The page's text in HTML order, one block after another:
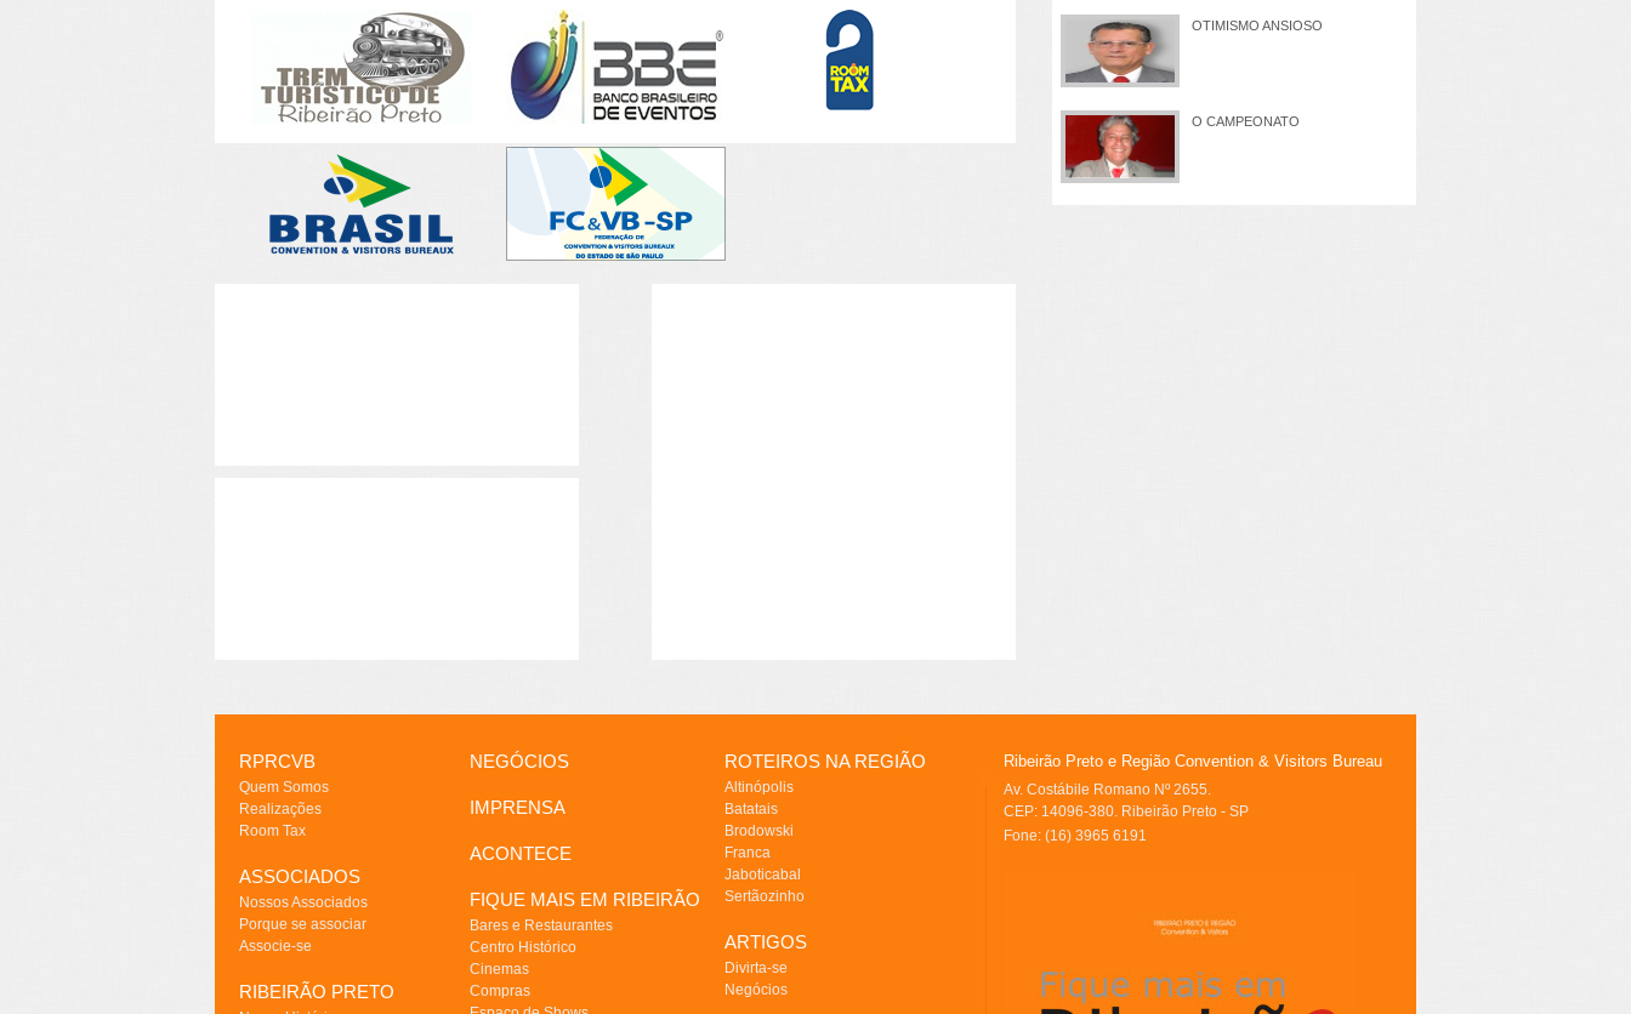
OTIMISMO ANSIOSO
O CAMPEONATO
RPRCVB
Quem Somos
Realizações
Room Tax
ASSOCIADOS
Nossos Associados
Porque se associar
Associe-se
RIBEIRÃO PRETO
NEGÓCIOS
IMPRENSA
ACONTECE
FIQUE MAIS EM RIBEIRÃO
Bares e Restaurantes
Centro Histórico
Cinemas
Compras
ROTEIROS NA REGIÃO
Altinópolis
Batatais
Brodowski
Franca
Jaboticabal
Sertãozinho
ARTIGOS
Divirta-se
Negócios
Ribeirão Preto e Região Convention & Visitors Bureau
Av. Costábile Romano Nº 2655.
CEP: 14096-380. Ribeirão Preto - SP
Fone: (16) 3965 6191